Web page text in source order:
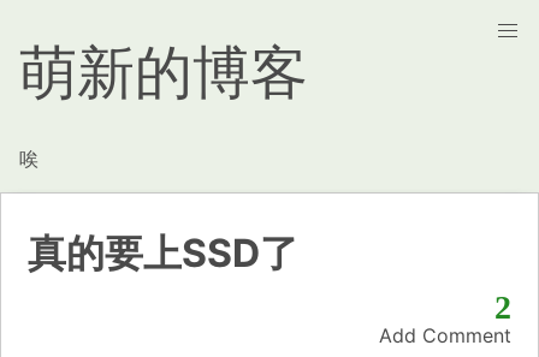
萌新的博客
唉
真的要上SSD了
2
Add Comment